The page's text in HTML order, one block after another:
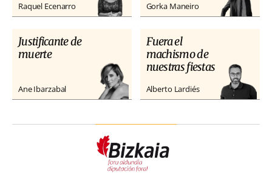
Raquel Ecenarro Gorka Maneiro
Justificante de
muerte
Ane Ibarzabal
Fuera el
machismo de
nuestras fiestas
Alberto Lardiés